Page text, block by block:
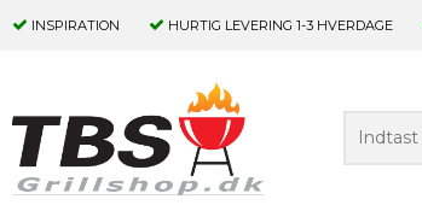
INSPIRATION HURTIG LEVERING 1-3 HVERDAGE